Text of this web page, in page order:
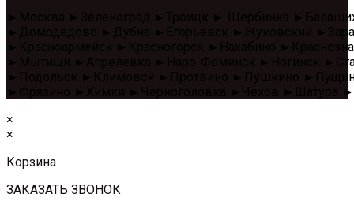
►Москва ►Зеленоград ►Троицк ► Щербинка
►Домодедово ►Дубна ►Егорьевск ►Жуковский
►Красноармейск ►Красногорск ►Нахабино
►Мытищи ►Апрелевка ►Наро-Фоминск ►Ногинск
►Подольск ►Климовск ►Протвино ►Пушкино
►Фрязино ►Химки ►Черноголовка ►Чехов ►Шатура
×
×
Корзина
ЗАКАЗАТЬ ЗВОНОК